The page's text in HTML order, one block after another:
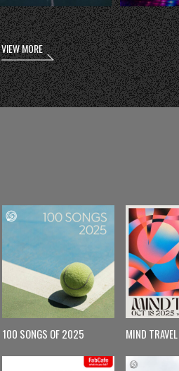
VIEW MORE
100 SONGS OF 2025 MIND TRAVEL